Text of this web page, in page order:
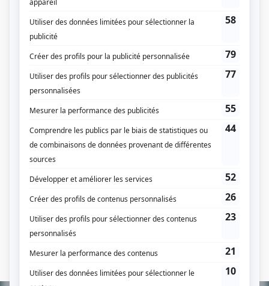
Rue de l'Anse
Les enquêtes Jobidon(Firmin Beausoleil)
Au Chenal du Moine
Le théâtre populaire: Le mariage blanc d'Armandine( M. Lapointe)
Les belles histoires des pays d'en haut
Letondeur)
Quatuor: L'étrangleur(Tancrède Nadeau)
Lie de vin
Prisonnier
Le Survenant(Oncle Zéphir)
Ressac(Rôle inconnu
L'hermine (Joseph)